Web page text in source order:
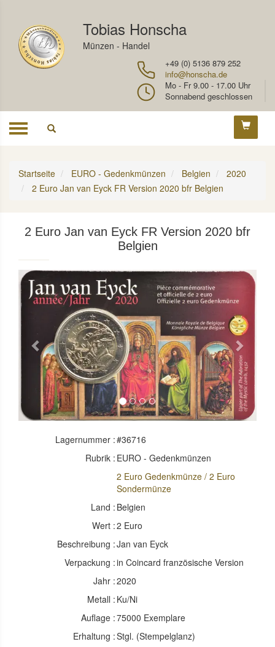
Tobias Honscha
Münzen - Handel
+49 (0) 5136 879 252
info@honscha.de
Mo - Fr 9.00 - 17.00 Uhr
Sonnabend geschlossen
Toggle
Startseite EURO - Gedenkmünzen Belgien
2020
2 Euro Jan van Eyck FR Version 2020 bfr Belgien
2 Euro Jan van Eyck FR Version 2020 bfr
Belgien
Previous Next
Lagernummer :#36716
Rubrik : EURO - Gedenkmünzen
2 Euro Gedenkmünze / 2 Euro
Sondermünze
Land : Belgien
Wert :2 Euro
Beschreibung :Jan van Eyck
Verpackung :in Coincard französische Version
Jahr :2020
Metall : Ku/Ni
Auflage :75000 Exemplare
Erhaltung :Stgl. (Stempelglanz)